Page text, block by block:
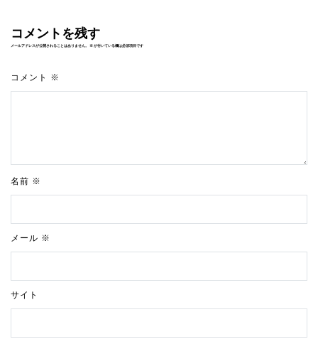
コメントを残す
メールアドレスが公開されることはありません。 ※が付いている欄は必須項目です
コメント ※
名前 ※
メール ※
サイト